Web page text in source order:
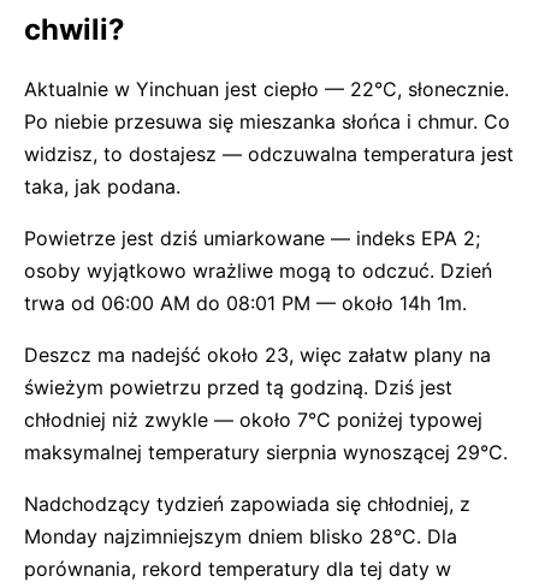
chwili?
Aktualnie w Yinchuan jest ciepło — 22°C, słonecznie.
Po niebie przesuwa się mieszanka słońca i chmur. Co
widzisz, to dostajesz — odczuwalna temperatura jest
taka, jak podana.
Powietrze jest dziś umiarkowane — indeks EPA 2;
osoby wyjątkowo wrażliwe mogą to odczuć. Dzień
trwa od 06:00 AM do 08:01 PM — około 14h 1m.
Deszcz ma nadejść około 23, więc załatw plany na
świeżym powietrzu przed tą godziną. Dziś jest
chłodniej niż zwykle — około 7°C poniżej typowej
maksymalnej temperatury sierpnia wynoszącej 29°C.
Nadchodzący tydzień zapowiada się chłodniej, z
Monday najzimniejszym dniem blisko 28°C. Dla
porównania, rekord temperatury dla tej daty w